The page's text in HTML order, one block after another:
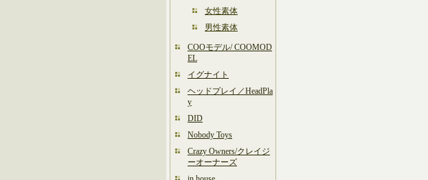
女性素体
男性素体
COOモデル/ COOMOD
EL
イグナイト
ヘッドプレイ／HeadPla
y
DID
Nobody Toys
Crazy Owners/クレイジ
ーオーナーズ